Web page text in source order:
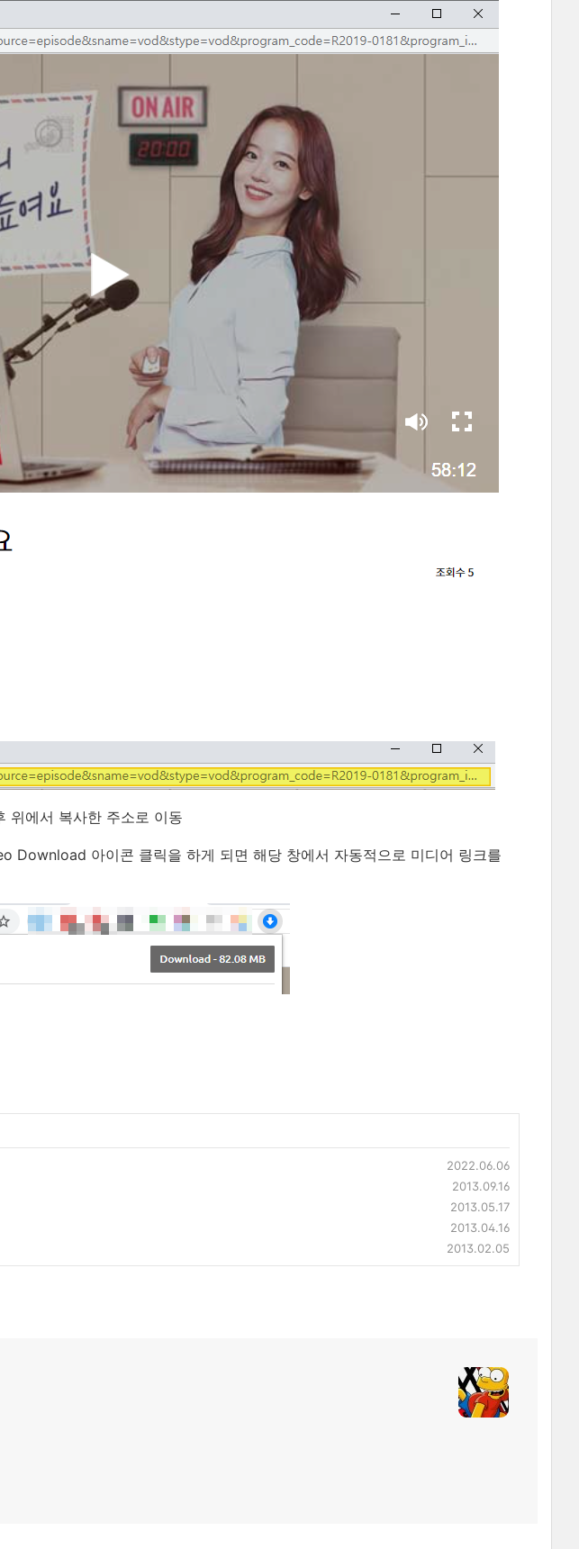
위에서 복사한 주소로 이동
Download 아이콘 클릭을 하게 되면 해당 창에서 자동적으로 미디어 링크를
2022.06.06
2013.09.16
2013.05.17
2013.04.16
2013.02.05